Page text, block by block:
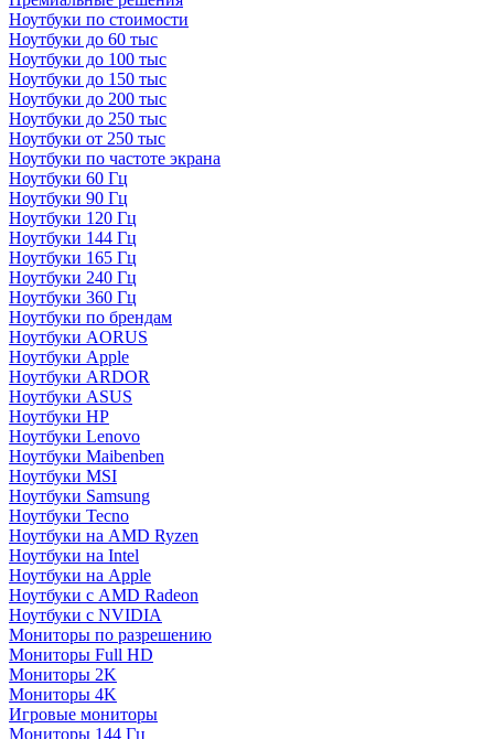
Ноутбуки по стоимости
Ноутбуки до 60 тыс
Ноутбуки до 100 тыс
Ноутбуки до 150 тыс
Ноутбуки до 200 тыс
Ноутбуки до 250 тыс
Ноутбуки от 250 тыс
Ноутбуки по частоте экрана
Ноутбуки 60 Гц
Ноутбуки 90 Гц
Ноутбуки 120 Гц
Ноутбуки 144 Гц
Ноутбуки 165 Гц
Ноутбуки 240 Гц
Ноутбуки 360 Гц
Ноутбуки по брендам
Ноутбуки AORUS
Ноутбуки Apple
Ноутбуки ARDOR
Ноутбуки ASUS
Ноутбуки HP
Ноутбуки Lenovo
Ноутбуки Maibenben
Ноутбуки MSI
Ноутбуки Samsung
Ноутбуки Tecno
Ноутбуки на AMD Ryzen
Ноутбуки на Intel
Ноутбуки на Apple
Ноутбуки с AMD Radeon
Ноутбуки с NVIDIA
Мониторы по разрешению
Мониторы Full HD
Мониторы 2K
Мониторы 4K
Игровые мониторы
Мониторы 144 Гц